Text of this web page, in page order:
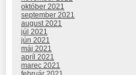
október 2021
september 2021
august 2021
júl 2021
jún 2021
máj 2021
apríl 2021
marec 2021